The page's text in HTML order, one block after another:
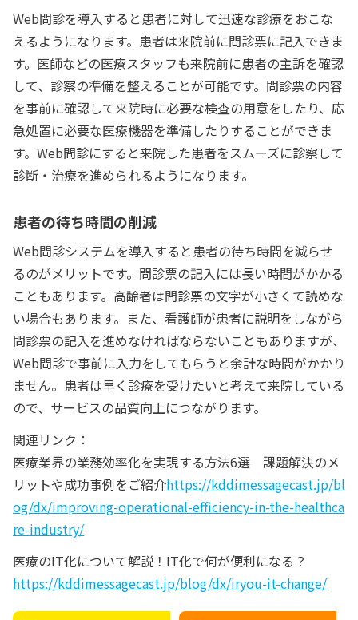
Web問診を導入すると患者に対して迅速な診療をおこな
えるようになります。患者は来院前に問診票に記入できま
す。医師などの医療スタッフも来院前に患者の主訴を確認
して、診察の準備を整えることが可能です。問診票の内容
を事前に確認して来院時に必要な検査の用意をしたり、応
急処置に必要な医療機器を準備したりすることができま
す。Web問診にすると来院した患者をスムーズに診察して
診断・治療を進められるようになります。
患者の待ち時間の削減
Web問診システムを導入すると患者の待ち時間を減らせ
るのがメリットです。問診票の記入には長い時間がかかる
こともあります。高齢者は問診票の文字が小さくて読めな
い場合もあります。また、看護師が患者に説明をしながら
問診票の記入を進めなければならないこともありますが、
Web問診で事前に入力をしてもらうと余計な時間がかかり
ません。患者は早く診療を受けたいと考えて来院している
ので、サービスの品質向上につながります。
関連リンク：
医療業界の業務効率化を実現する方法6選 課題解決のメ
リットや成功事例をご紹介https://kddimessagecast.jp/bl
og/dx/improving-operational-efficiency-in-the-healthca
re-industry/
医療のIT化について解説！IT化で何が便利になる？
https://kddimessagecast.jp/blog/dx/iryou-it-change/